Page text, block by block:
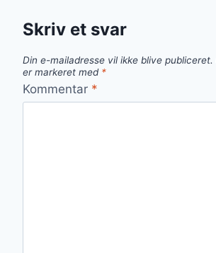
Skriv et svar
Din e-mailadresse vil ikke blive publiceret.
er markeret med *
Kommentar *